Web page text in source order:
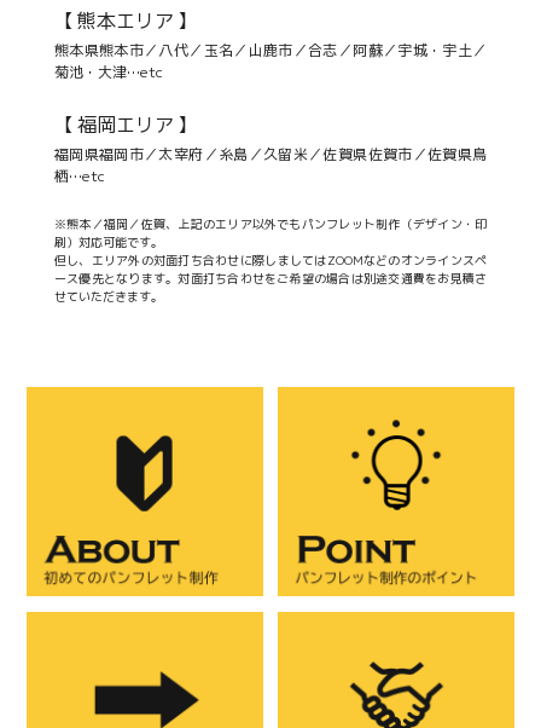
【 熊本エリア 】
熊本県熊本市／八代／玉名／山鹿市／合志／阿蘇／宇城・宇土／
菊池・大津…etc
【 福岡エリア 】
福岡県福岡市／太宰府／糸島／久留米／佐賀県佐賀市／佐賀県鳥
栖…etc
※熊本／福岡／佐賀、上記のエリア以外でもパンフレット制作（デザイン・印
刷）対応可能です。
但し、エリア外の対面打ち合わせに際しましてはZOOMなどのオンラインスペ
ース優先となります。対面打ち合わせをご希望の場合は別途交通費をお見積さ
せていただきます。